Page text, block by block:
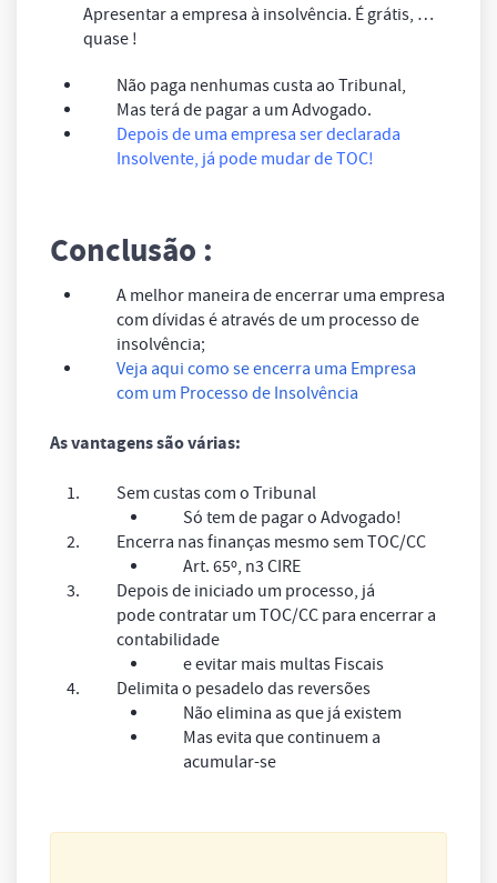
Apresentar a empresa à insolvência. É grátis, …
quase !
Não paga nenhumas custa ao Tribunal,
Mas terá de pagar a um Advogado.
Depois de uma empresa ser declarada
Insolvente, já pode mudar de TOC!
Conclusão :
A melhor maneira de encerrar uma empresa
com dívidas é através de um processo de
insolvência;
Veja aqui como se encerra uma Empresa
com um Processo de Insolvência
As vantagens são várias:
Sem custas com o Tribunal
Só tem de pagar o Advogado!
Encerra nas finanças mesmo sem TOC/CC
Art. 65º, n3 CIRE
Depois de iniciado um processo, já
pode contratar um TOC/CC para encerrar a
contabilidade
e evitar mais multas Fiscais
Delimita o pesadelo das reversões
Não elimina as que já existem
Mas evita que continuem a
acumular-se